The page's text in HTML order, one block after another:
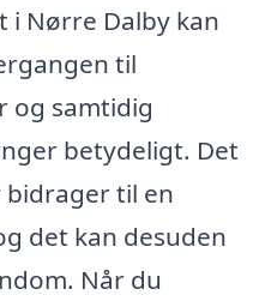
i Nørre Dalby kan
til
og samtidig
betydeligt. Det
til en
det kan desuden
Når du